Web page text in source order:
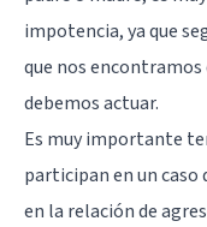
impotencia, ya que
que nos
debemos actuar.
Es muy importante
participan en un caso
en la relación de